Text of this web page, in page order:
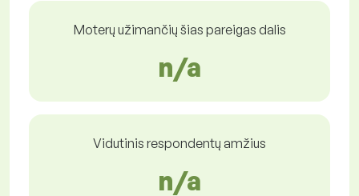
Moterų užimančių šias pareigas dalis
n/a
Vidutinis respondentų amžius
n/a